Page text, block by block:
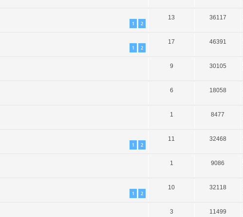
1 2
13 36117
1 2
17 46391
9 30105
6 18058
1 8477
1 2
11 32468
1 9086
1 2
10 32118
3 11499